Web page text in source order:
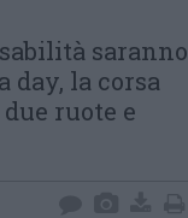
saranno
la corsa
ruote e